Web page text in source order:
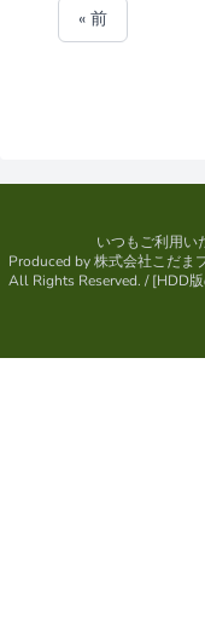
« 前
いつもご利用い
Produced by株式会社こだま
All Rights Reserved. / [HDD